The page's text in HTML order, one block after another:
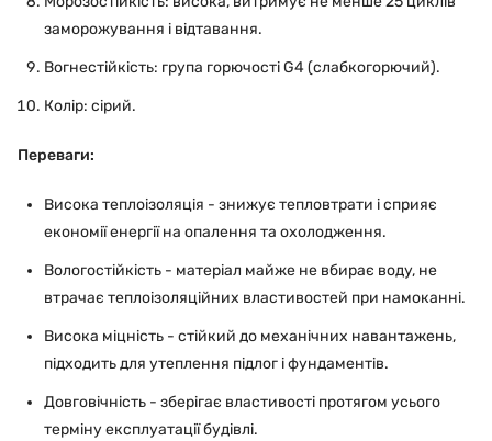
заморожування і відтавання.
Вогнестійкість: група горючості G4 (слабкогорючий).
Колір: сірий.
Переваги:
Висока теплоізоляція - знижує тепловтрати і сприяє
економії енергії на опалення та охолодження.
Вологостійкість - матеріал майже не вбирає воду, не
втрачає теплоізоляційних властивостей при намоканні.
Висока міцність - стійкий до механічних навантажень,
підходить для утеплення підлог і фундаментів.
Довговічність - зберігає властивості протягом усього
терміну експлуатації будівлі.